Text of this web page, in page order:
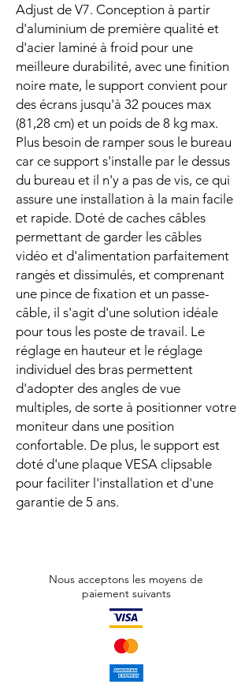
Adjust de V7. Conception à partir
d'aluminium de première qualité et
d'acier laminé à froid pour une
meilleure durabilité, avec une finition
noire mate, le support convient pour
des écrans jusqu'à 32 pouces max
(81,28 cm) et un poids de 8 kg max.
Plus besoin de ramper sous le bureau
car ce support s'installe par le dessus
du bureau et il n'y a pas de vis, ce qui
assure une installation à la main facile
et rapide. Doté de caches câbles
permettant de garder les câbles
vidéo et d'alimentation parfaitement
rangés et dissimulés, et comprenant
une pince de fixation et un passe-
câble, il s'agit d'une solution idéale
pour tous les poste de travail. Le
réglage en hauteur et le réglage
individuel des bras permettent
d'adopter des angles de vue
multiples, de sorte à positionner votre
moniteur dans une position
confortable. De plus, le support est
doté d'une plaque VESA clipsable
pour faciliter l'installation et d'une
garantie de 5 ans.
Nous acceptons les moyens de
paiement suivants